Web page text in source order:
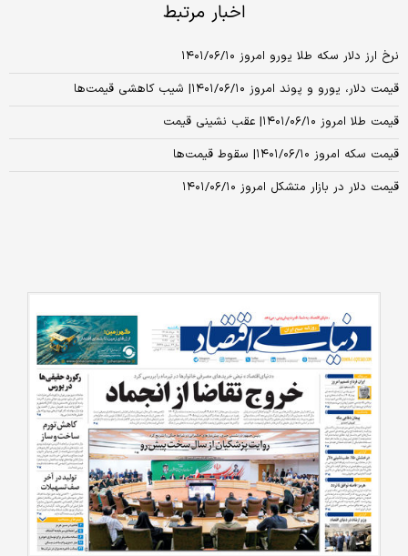
اخبار مرتبط
نرخ ارز دلار سکه طلا یورو امروز ۱۴۰۱/۰۶/۱۰
قیمت دلار، یورو و پوند امروز ۱۴۰۱/۰۶/۱۰| شیب کاهشی قیمت‌ها
قیمت طلا امروز ۱۴۰۱/۰۶/۱۰| عقب نشینی قیمت
قیمت سکه امروز ۱۴۰۱/۰۶/۱۰| سقوط قیمت‌ها
قیمت دلار در بازار متشکل امروز ۱۴۰۱/۰۶/۱۰